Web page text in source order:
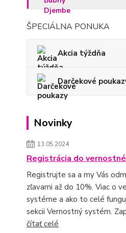
ŠPECIÁLNA PONUKA
Akcia týždňa
Darčekové
Novinky
13.05.2024
Registrácia do
Registrujte sa a my Vás
zľavami až do 10%. Viac o
systéme a ako to celé
sekcii Vernostný systém.
čítať celé